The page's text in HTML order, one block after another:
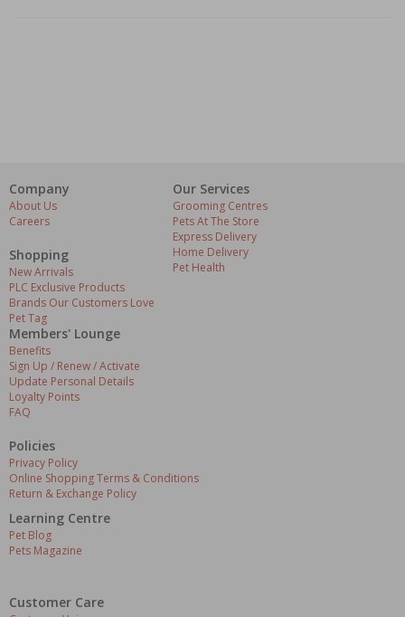
Company
About Us
Careers
Shopping
New Arrivals
PLC Exclusive Products
Brands Our Customers Love
Pet Tag
Our Services
Grooming Centres
Pets At The Store
Express Delivery
Home Delivery
Pet Health
Members' Lounge
Benefits
Sign Up / Renew / Activate
Update Personal Details
Loyalty Points
FAQ
Policies
Privacy Policy
Online Shopping Terms & Conditions
Return & Exchange Policy
Learning Centre
Pet Blog
Pets Magazine
Customer Care